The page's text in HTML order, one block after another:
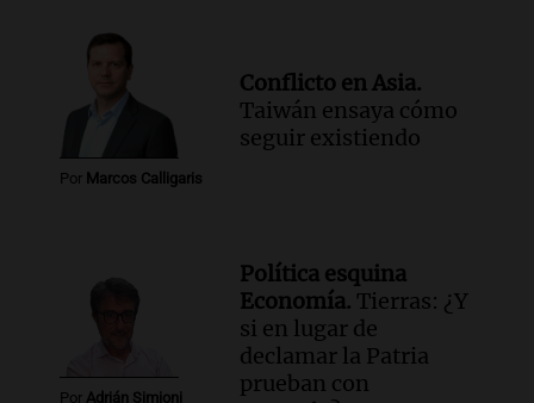
Por Marcos Calligaris
Conflicto en Asia.
Taiwán ensaya cómo
seguir existiendo
Por Adrián Simioni
Política esquina
Economía. Tierras: ¿Y
si en lugar de
declamar la Patria
prueban con